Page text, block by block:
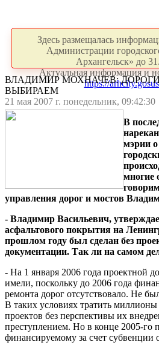
Здесь размещалась
Администрации
Архангельск» до
Актуальная информация и
https://
ВЛАДИМИР МОХНАЧЕВ:
ВЫБИРАЕМ
21 мая 2007 г. понедельник, 09:42:30
В
мэрии о
многие
управления дорог и мостов
- Владимир Васильевич,
асфальтового покрытия на
прошлом году был сделан без
документации. Так ли на самом
- На 1 января 2006 года проектной
имели, поскольку до 2006 года
ремонта дорог отсутствовало. Не
В таких условиях тратить миллионы
проектов без перспективы их
преступлением. Но в конце 2005-го
финансируемому за счет субвенции